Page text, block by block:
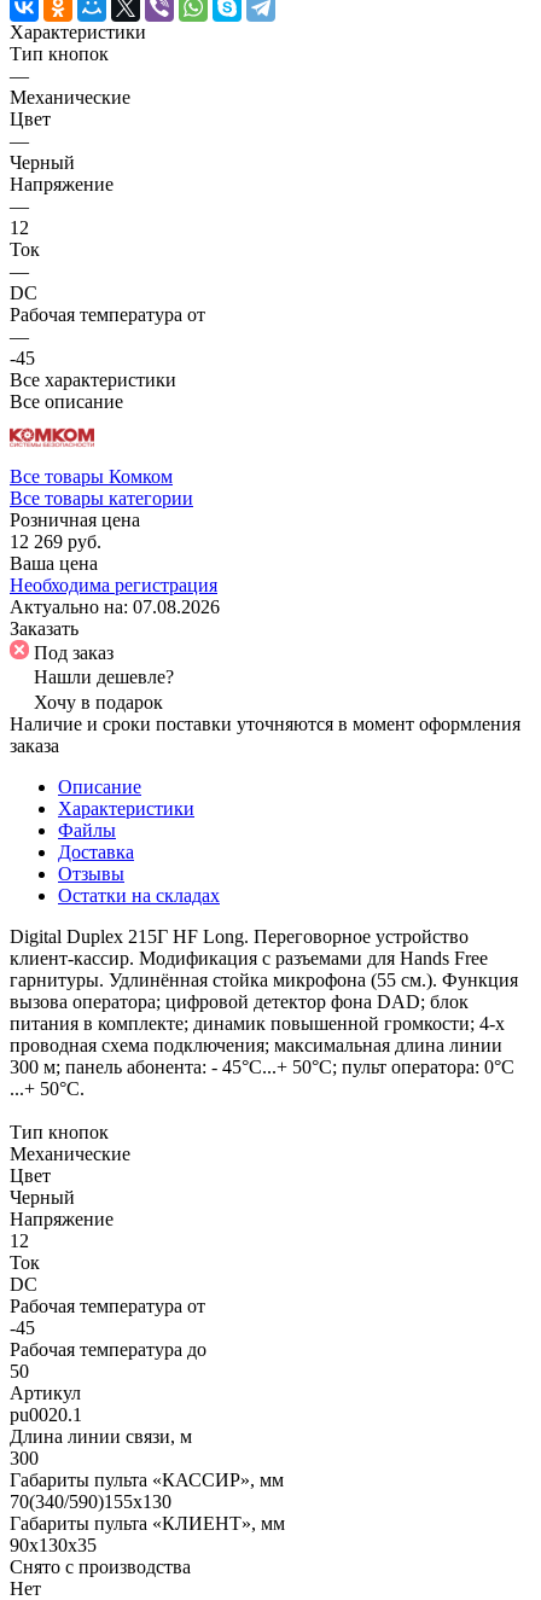
Характеристики
Тип кнопок
—
Механические
Цвет
—
Черный
Напряжение
—
12
Ток
—
DC
Рабочая температура от
—
-45
Все характеристики
Все описание
Все товары Комком
Все товары категории
Розничная цена
12 269 руб.
Ваша цена
Необходима регистрация
Актуально на: 07.08.2026
Заказать
Под заказ
Нашли дешевле?
Хочу в подарок
Наличие и сроки поставки уточняются в момент оформления
заказа
Описание
Характеристики
Файлы
Доставка
Отзывы
Остатки на складах
Digital Duplex 215Г HF Long. Переговорное устройство
клиент-кассир. Модификация c разъемами для Hands Free
гарнитуры. Удлинённая стойка микрофона (55 см.). Функция
вызова оператора; цифровой детектор фона DAD; блок
питания в комплекте; динамик повышенной громкости; 4-х
проводная схема подключения; максимальная длина линии
300 м; панель абонента: - 45°С...+ 50°С; пульт оператора: 0°С
...+ 50°С.
Тип кнопок
Механические
Цвет
Черный
Напряжение
12
Ток
DC
Рабочая температура от
-45
Рабочая температура до
50
Артикул
pu0020.1
Длина линии связи, м
300
Габариты пульта «КАССИР», мм
70(340/590)155х130
Габариты пульта «КЛИЕНТ», мм
90х130х35
Снято с производства
Нет